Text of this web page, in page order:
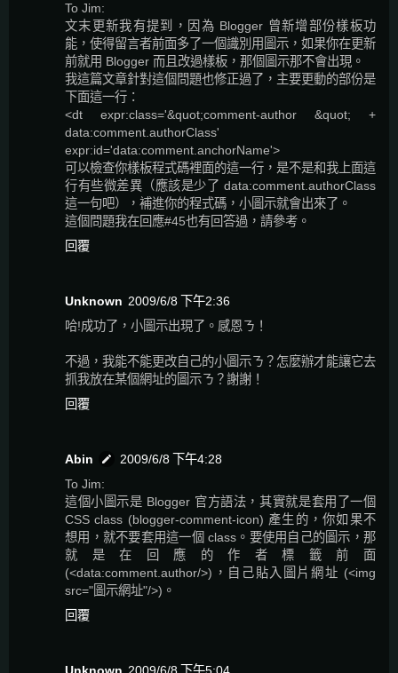
To Jim:
文末更新我有提到，因為 Blogger 曾新增部份樣板功
能，使得留言者前面多了一個識別用圖示，如果你在更新
前就用 Blogger 而且改過樣板，那個圖示那不會出現。
我這篇文章針對這個問題也修正過了，主要更動的部份是
下面這一行：
<dt expr:class='&quot;comment-author &quot; +
data:comment.authorClass'
expr:id='data:comment.anchorName'>
可以檢查你樣板程式碼裡面的這一行，是不是和我上面這
行有些微差異（應該是少了 data:comment.authorClass
這一句吧），補進你的程式碼，小圖示就會出來了。
這個問題我在回應#45也有回答過，請參考。
回覆
Unknown 2009/6/8 下午2:36
哈!成功了，小圖示出現了。感恩ㄋ！
不過，我能不能更改自己的小圖示ㄋ？怎麼辦才能讓它去
抓我放在某個網址的圖示ㄋ？謝謝！
回覆
Abin
2009/6/8 下午4:28
To Jim:
這個小圖示是 Blogger 官方語法，其實就是套用了一個
CSS class (blogger-comment-icon) 產生的，你如果不
想用，就不要套用這一個 class。要使用自己的圖示，那
就是在回應的作者標籤前面
(<data:comment.author/>)，自己貼入圖片網址 (<img
src="圖示網址"/>)。
回覆